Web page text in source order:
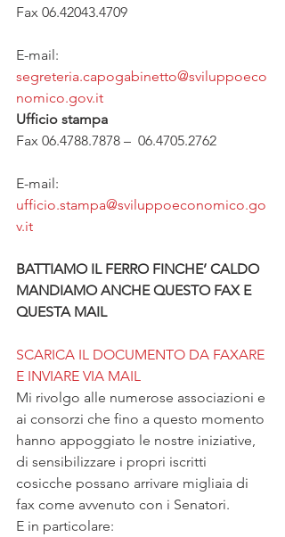
Fax 06.42043.4709
E-mail:
segreteria.capogabinetto@sviluppoeco
nomico.gov.it
Ufficio stampa
Fax 06.4788.7878 –  06.4705.2762
E-mail:
ufficio.stampa@sviluppoeconomico.go
v.it
BATTIAMO IL FERRO FINCHE’ CALDO
MANDIAMO ANCHE QUESTO FAX E
QUESTA MAIL
SCARICA IL DOCUMENTO DA FAXARE
E INVIARE VIA MAIL
Mi rivolgo alle numerose associazioni e
ai consorzi che fino a questo momento
hanno appoggiato le nostre iniziative,
di sensibilizzare i propri iscritti
cosicche possano arrivare migliaia di
fax come avvenuto con i Senatori.
E in particolare: